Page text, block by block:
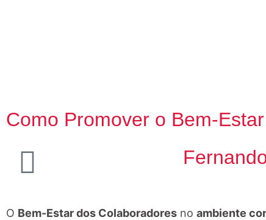
Como Promover o Bem-
O Bem-Estar dos Colaboradores no ambiente